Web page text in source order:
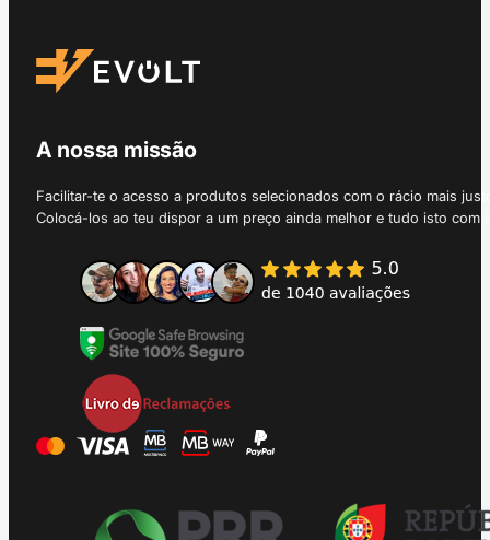
A nossa missão
Facilitar-te o acesso a produtos selecionados com o rácio mais
Colocá-los ao teu dispor a um preço ainda melhor e tudo isto